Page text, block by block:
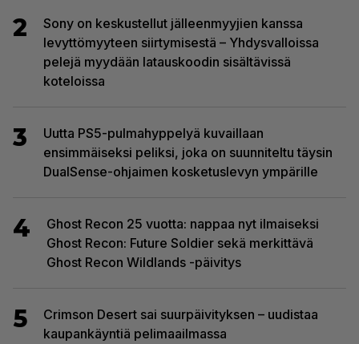
2
Sony on keskustellut jälleenmyyjien kanssa
levyttömyyteen siirtymisestä – Yhdysvalloissa
pelejä myydään latauskoodin sisältävissä
koteloissa
3
Uutta PS5-pulmahyppelyä kuvaillaan
ensimmäiseksi peliksi, joka on suunniteltu täysin
DualSense-ohjaimen kosketuslevyn ympärille
4
Ghost Recon 25 vuotta: nappaa nyt ilmaiseksi
Ghost Recon: Future Soldier sekä merkittävä
Ghost Recon Wildlands -päivitys
5
Crimson Desert sai suurpäivityksen – uudistaa
kaupankäyntiä pelimaailmassa